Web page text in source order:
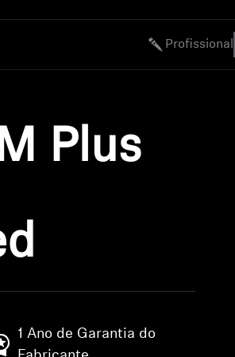
Profissional
Plus
1 Ano de Garantia do